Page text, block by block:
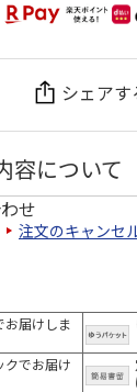
シェアす
容について
せ
注文のキャンセ
お届けしま
クでお届け